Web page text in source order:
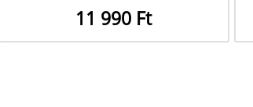
11 990 Ft